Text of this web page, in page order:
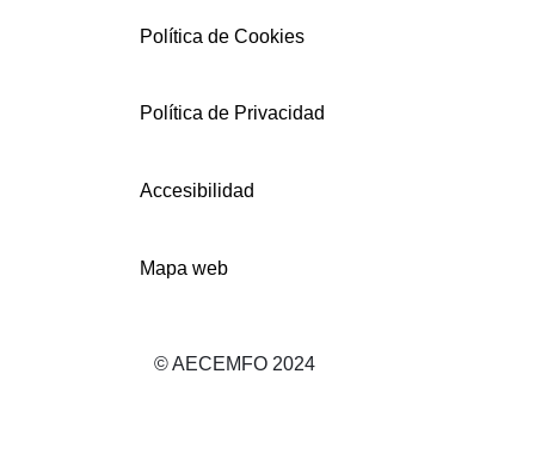
Política de Cookies
Política de Privacidad
Accesibilidad
Mapa web
© AECEMFO 2024